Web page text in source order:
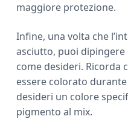
maggiore protezione.
Infine, una volta che
asciutto, puoi
come desideri. Ricorda
essere colorato
desideri un colore
pigmento al mix.